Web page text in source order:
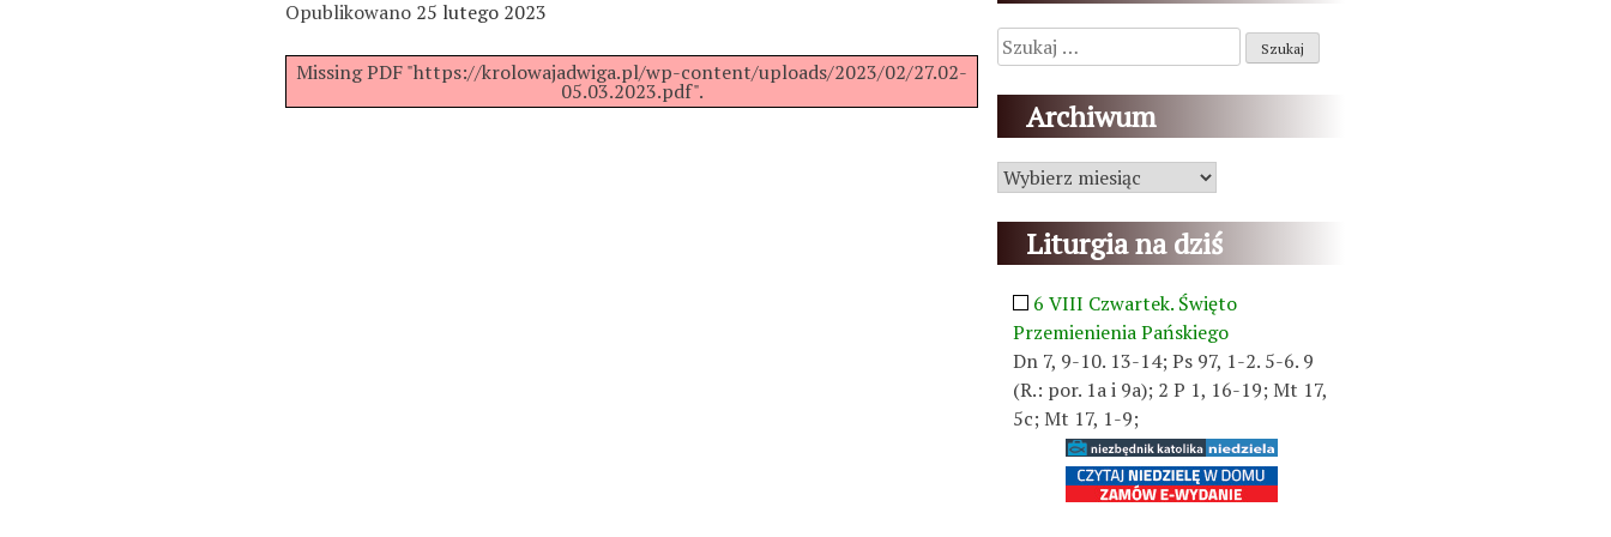
Opublikowano 25 lutego 2023
Missing PDF "https://krolowajadwiga.pl/wp-content/uploads/2023/02/27.02-
05.03.2023.pdf".
Szukaj:
Archiwum
Archiwum
Liturgia na dziś
6 VIII Czwartek. Święto
Przemienienia Pańskiego
Dn 7, 9-10. 13-14; Ps 97, 1-2. 5-6. 9
(R.: por. 1a i 9a); 2 P 1, 16-19; Mt 17,
5c; Mt 17, 1-9;